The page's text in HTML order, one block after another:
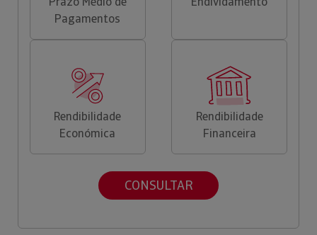
Pagamentos
Rendibilidade
Económica
Rendibilidade
Financeira
CONSULTAR